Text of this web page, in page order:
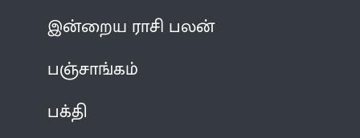
இன்றைய ராசி பலன்
பஞ்சாங்கம்
பக்தி